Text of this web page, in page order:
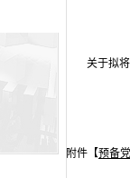
关于拟
附件【预备